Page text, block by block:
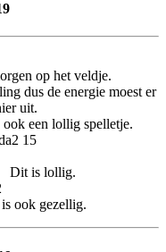
op het veldje.
dus de energie moest er
uit.
een lollig spelletje.
doen?
gezellig.